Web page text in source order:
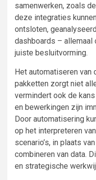
samenwerken, zoals de
deze integraties
ontsloten,
dashboards – allemaal
juiste besluitvorming.
Het automatiseren
pakketten zorgt niet
vermindert ook de
en bewerkingen zijn
Door automatisering
op het interpreteren
scenario’s, in plaats
combineren van data.
en strategische